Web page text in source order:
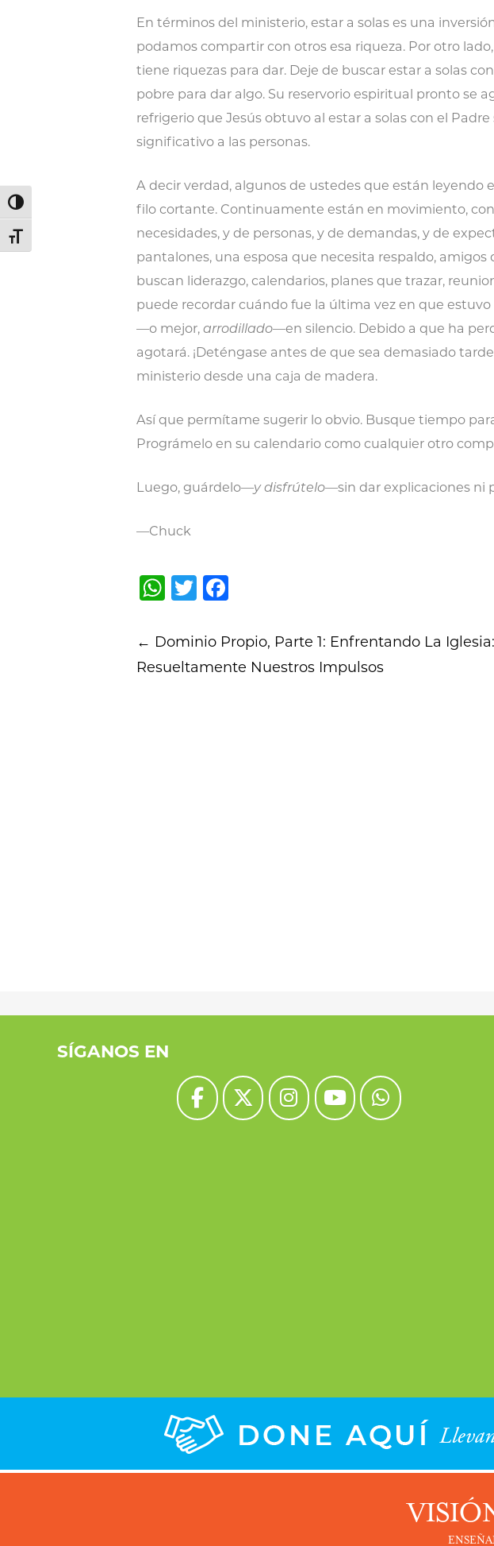
Alternar alto contraste
Alternar tamaño de letra
En términos del ministerio, estar a solas es una
podamos compartir con otros esa riqueza. Por otro
tiene riquezas para dar. Deje de buscar estar a solas
pobre para dar algo. Su reservorio espiritual pronto se
refrigerio que Jesús obtuvo al estar a solas con el
significativo a las personas.
A decir verdad, algunos de ustedes que están leyendo
filo cortante. Continuamente están en movimiento,
necesidades, y de personas, y de demandas, y de
pantalones, una esposa que necesita respaldo,
buscan liderazgo, calendarios, planes que trazar,
puede recordar cuándo fue la última vez en que
—o mejor, arrodillado—en silencio. Debido a que ha
agotará. ¡Deténgase antes de que sea demasiado
ministerio desde una caja de madera.
Así que permítame sugerir lo obvio. Busque tiempo
Prográmelo en su calendario como cualquier otro
Luego, guárdelo—y disfrútelo—sin dar explicaciones ni
—Chuck
WhatsApp
Twitter
navigation
← Dominio Propio, Parte 1: Enfrentando
Resueltamente Nuestros Impulsos
La
SÍGANOS EN